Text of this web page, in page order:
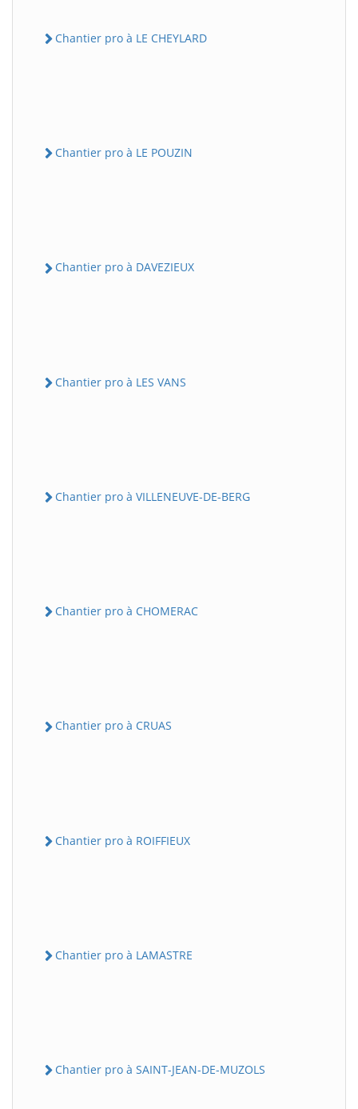
Chantier pro à LE CHEYLARD
Chantier pro à LE POUZIN
Chantier pro à DAVEZIEUX
Chantier pro à LES VANS
Chantier pro à VILLENEUVE-DE-BERG
Chantier pro à CHOMERAC
Chantier pro à CRUAS
Chantier pro à ROIFFIEUX
Chantier pro à LAMASTRE
Chantier pro à SAINT-JEAN-DE-MUZOLS